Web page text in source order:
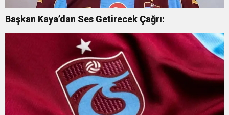
Başkan Kaya’dan Ses Getirecek Çağrı: